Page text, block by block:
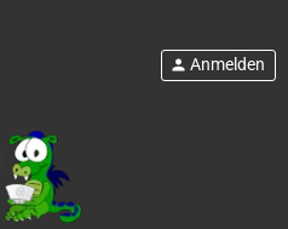
person Anmelden